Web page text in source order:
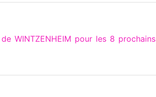
WINTZENHEIM pour les 8 prochains